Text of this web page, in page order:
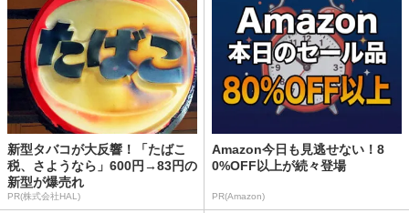
新型タバコが大反響！「たばこ
税、さようなら」600円→83円の
新型が爆売れ
PR(株式会社HAL)
Amazon今日も見逃せない！8
0%OFF以上が続々登場
PR(Amazon)